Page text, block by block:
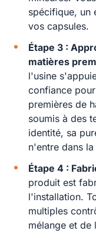
spécifique, un
vos capsules.
Étape 3 :
matières
l'usine
confiance
premières de
soumis à des
identité, sa
n'entre dans
Étape 4 :
produit est
l'installation.
multiples
mélange et